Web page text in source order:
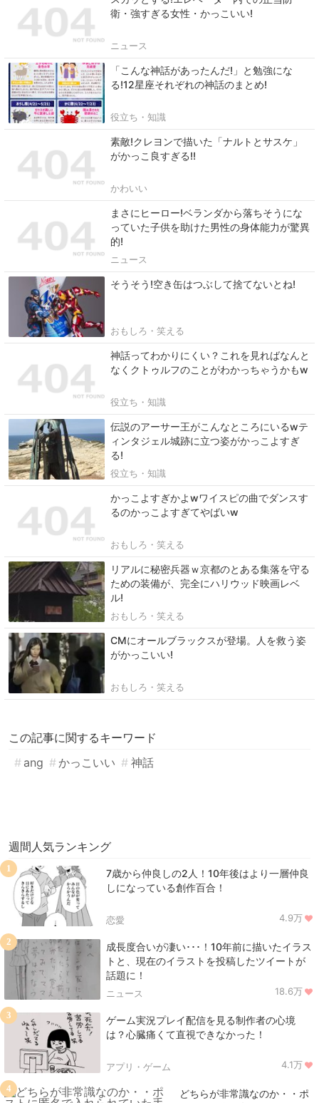
衛・強すぎる女性・かっこいい!
ニュース
「こんな神話があったんだ!」と勉強にな
る!12星座それぞれの神話のまとめ!
役立ち・知識
素敵!クレヨンで描いた「ナルトとサスケ」
がかっこ良すぎる!!
かわいい
まさにヒーロー!ベランダから落ちそうにな
っていた子供を助けた男性の身体能力が驚異
的!
ニュース
そうそう!空き缶はつぶして捨てないとね!
おもしろ・笑える
神話ってわかりにくい？これを見ればなんと
なくクトゥルフのことがわかっちゃうかもw
役立ち・知識
伝説のアーサー王がこんなところにいるwテ
ィンタジェル城跡に立つ姿がかっこよすぎ
る!
役立ち・知識
かっこよすぎかよwワイスピの曲でダンスす
るのかっこよすぎてやばいw
おもしろ・笑える
リアルに秘密兵器ｗ京都のとある集落を守る
ための装備が、完全にハリウッド映画レベ
ル!
おもしろ・笑える
CMにオールブラックスが登場。人を救う姿
がかっこいい!
おもしろ・笑える
この記事に関するキーワード
ang
かっこいい 神話
週間人気ランキング
7歳から仲良しの2人！10年後はより一層仲良
しになっている創作百合！
恋愛 4.9万
1
成長度合いが凄い･･･！10年前に描いたイラス
トと、現在のイラストを投稿したツイートが
話題に！
ニュース 18.6万
2
ゲーム実況プレイ配信を見る制作者の心境
は？心臓痛くて直視できなかった！
アプリ・ゲーム 4.1万
3
どちらが非常識なのか・・ポ
4